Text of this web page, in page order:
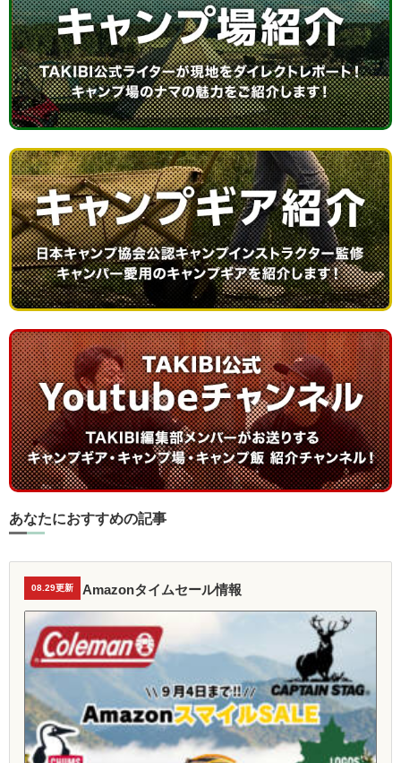
あなたにおすすめの記事
08.29更新 Amazonタイムセール情報